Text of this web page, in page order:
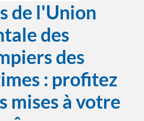
de l'Union
des
des
: profitez
mises à votre